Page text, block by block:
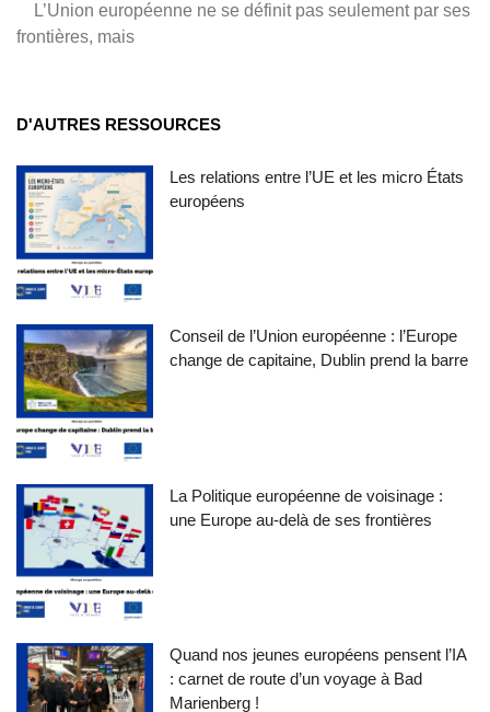
L’Union européenne ne se définit pas seulement par ses
frontières, mais
D'AUTRES RESSOURCES
Les relations entre l’UE et les micro États
européens
Conseil de l’Union européenne : l’Europe
change de capitaine, Dublin prend la barre
La Politique européenne de voisinage :
une Europe au-delà de ses frontières
Quand nos jeunes européens pensent l’IA
: carnet de route d’un voyage à Bad
Marienberg !